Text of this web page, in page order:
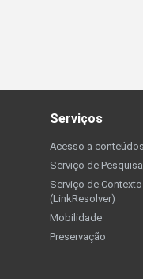
Serviços
Acesso a conteúdos
Serviço de Pesquisa
Serviço de Contexto
(LinkResolver)
Mobilidade
Preservação